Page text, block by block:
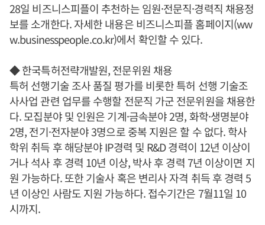
28일 비즈니스피플이 추천하는 임원·전문직·경력직 채용정
보를 소개한다. 자세한 내용은 비즈니스피플 홈페이지(ww
w.businesspeople.co.kr)에서 확인할 수 있다.
◆ 한국특허전략개발원, 전문위원 채용
특허 선행기술 조사 품질 평가를 비롯한 특허 선행 기술조
사사업 관련 업무를 수행할 전문직 가군 전문위원을 채용한
다. 모집분야 및 인원은 기계·금속분야 2명, 화학·생명분야
2명, 전기·전자분야 3명으로 중복 지원은 할 수 없다. 학사
학위 취득 후 해당분야 IP경력 및 R&D 경력이 12년 이상이
거나 석사 후 경력 10년 이상, 박사 후 경력 7년 이상이면 지
원 가능하다. 또한 기술사 혹은 변리사 자격 취득 후 경력 5
년 이상인 사람도 지원 가능하다. 접수기간은 7월11일 10
시까지.